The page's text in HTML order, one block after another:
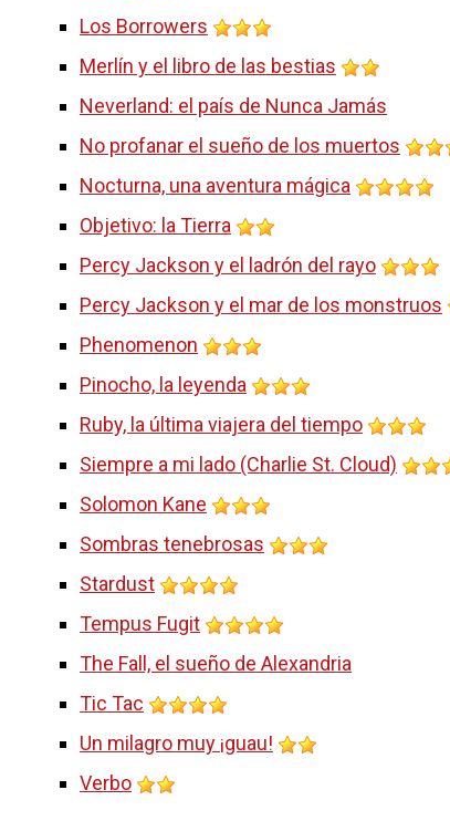
Los Borrowers
Merlín y el libro de las bestias
Neverland: el país de Nunca Jamás
No profanar el sueño de los muertos
Nocturna, una aventura mágica
Objetivo: la Tierra
Percy Jackson y el ladrón del rayo
Percy Jackson y el mar de los monstruos
Phenomenon
Pinocho, la leyenda
Ruby, la última viajera del tiempo
Siempre a mi lado (Charlie St. Cloud)
Solomon Kane
Sombras tenebrosas
Stardust
Tempus Fugit
The Fall, el sueño de Alexandria
Tic Tac
Un milagro muy ¡guau!
Verbo